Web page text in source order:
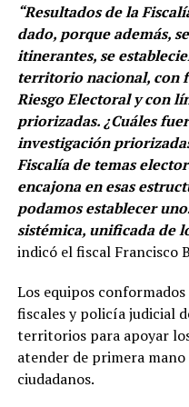
“Resultados de la
dado, porque además,
itinerantes, se
territorio nacional, con
Riesgo Electoral y con
priorizadas. ¿Cuáles
investigación
Fiscalía de temas
encajona en esas
podamos establecer
sistémica, unificada de
indicó el fiscal Francisco
Los equipos
fiscales y policía judicial
territorios para apoyar
atender de primera
ciudadanos.